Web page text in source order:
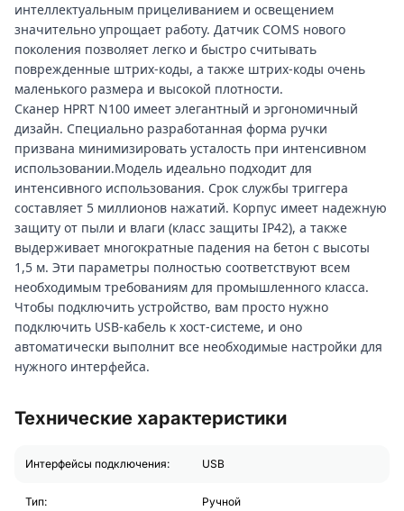
интеллектуальным прицеливанием и освещением
значительно упрощает работу. Датчик COMS нового
поколения позволяет легко и быстро считывать
поврежденные штрих-коды, а также штрих-коды очень
маленького размера и высокой плотности.
Сканер HPRT N100 имеет элегантный и эргономичный
дизайн. Специально разработанная форма ручки
призвана минимизировать усталость при интенсивном
использовании.Модель идеально подходит для
интенсивного использования. Срок службы триггера
составляет 5 миллионов нажатий. Корпус имеет надежную
защиту от пыли и влаги (класс защиты IP42), а также
выдерживает многократные падения на бетон с высоты
1,5 м. Эти параметры полностью соответствуют всем
необходимым требованиям для промышленного класса.
Чтобы подключить устройство, вам просто нужно
подключить USB-кабель к хост-системе, и оно
автоматически выполнит все необходимые настройки для
нужного интерфейса.
Технические характеристики
Интерфейсы подключения: USB
Тип: Ручной